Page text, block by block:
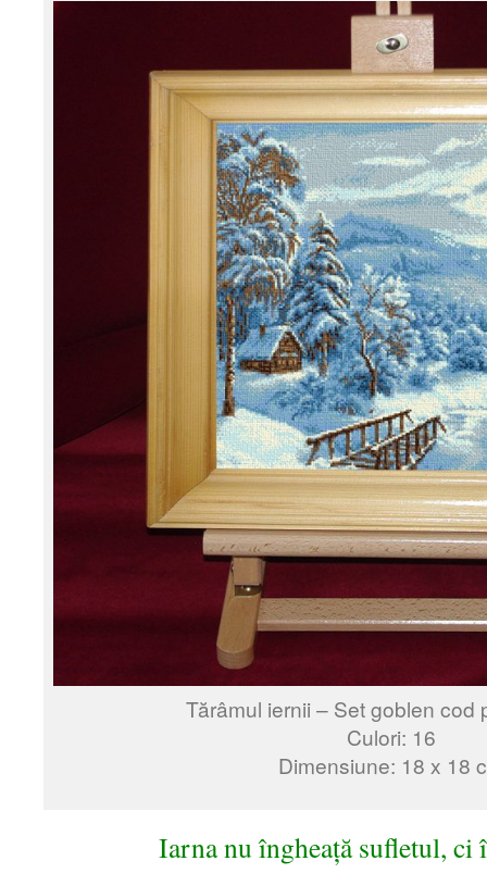
Tărâmul iernii – Set goblen cod
Culori: 16
Dimensiune: 18 x 18
Iarna nu îngheață sufletul, ci